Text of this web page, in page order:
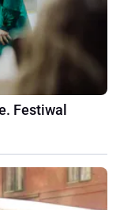
Festiwal